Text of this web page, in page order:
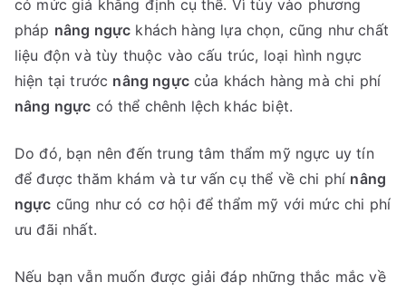
có mức giá khẳng định cụ thể. Vì tùy vào phương
pháp nâng ngực khách hàng lựa chọn, cũng như chất
liệu độn và tùy thuộc vào cấu trúc, loại hình ngực
hiện tại trước nâng ngựccủa khách hàng mà chi phí
nâng ngực có thể chênh lệch khác biệt.
Do đó, bạn nên đến trung tâm thẩm mỹ ngực uy tín
để được thăm khám và tư vấn cụ thể về chi phí nâng
ngực cũng như có cơ hội để thẩm mỹ với mức chi phí
ưu đãi nhất.
Nếu bạn vẫn muốn được giải đáp những thắc mắc về